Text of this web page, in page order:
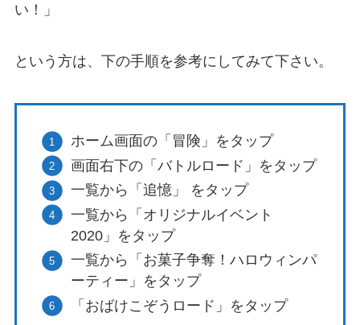
い！」
という方は、下の手順を参考にしてみて下さい。
ホーム画面の「冒険」をタップ
画面右下の「バトルロード」をタップ
一覧から「追憶」 をタップ
一覧から「オリジナルイベント
2020」をタップ
一覧から「お菓子争奪！ハロウィンパ
ーティー」をタップ
「おばけこぞうロード」をタップ